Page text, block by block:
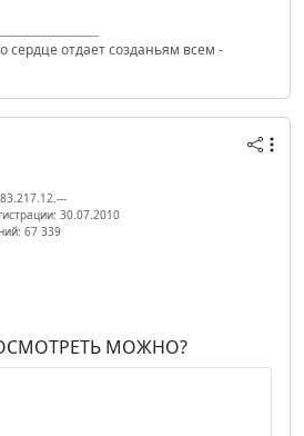
сердце отдает созданьям всем -
30.07.2010
67 339
МОЖНО?